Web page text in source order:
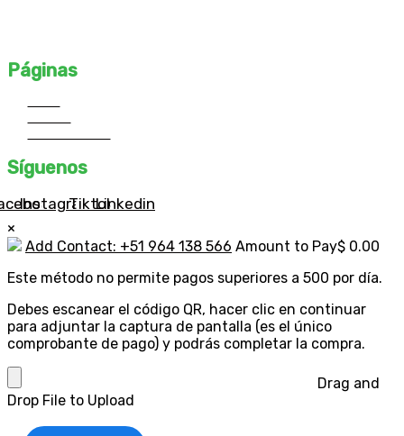
Páginas
Síguenos
Instagram
TiktokLinkedin
×
Add Contact: +51 964 138 566 Amount to Pay$ 0.00
Este método no permite pagos superiores a 500 por día.
Debes escanear el código QR, hacer clic en continuar
para adjuntar la captura de pantalla (es el único
comprobante de pago) y podrás completar la compra.
Drag and
Drop File to Upload